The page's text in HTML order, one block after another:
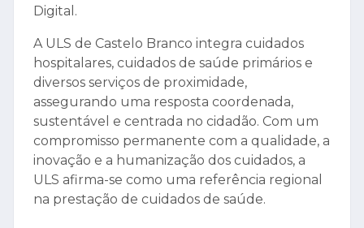
Digital.
A ULS de Castelo Branco integra cuidados
hospitalares, cuidados de saúde primários e
diversos serviços de proximidade,
assegurando uma resposta coordenada,
sustentável e centrada no cidadão. Com um
compromisso permanente com a qualidade, a
inovação e a humanização dos cuidados, a
ULS afirma-se como uma referência regional
na prestação de cuidados de saúde.